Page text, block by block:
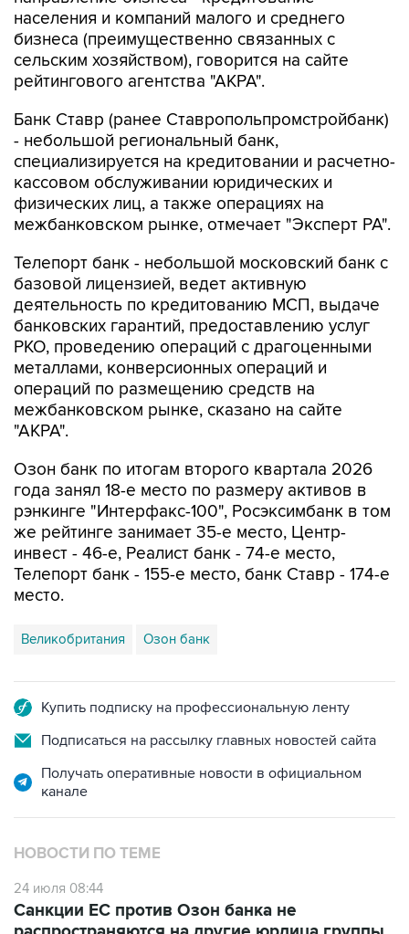
населения и компаний малого и среднего
бизнеса (преимущественно связанных с
сельским хозяйством), говорится на сайте
рейтингового агентства "АКРА".
Банк Ставр (ранее Ставропольпромстройбанк)
- небольшой региональный банк,
специализируется на кредитовании и расчетно-
кассовом обслуживании юридических и
физических лиц, а также операциях на
межбанковском рынке, отмечает "Эксперт РА".
Телепорт банк - небольшой московский банк с
базовой лицензией, ведет активную
деятельность по кредитованию МСП, выдаче
банковских гарантий, предоставлению услуг
РКО, проведению операций с драгоценными
металлами, конверсионных операций и
операций по размещению средств на
межбанковском рынке, сказано на сайте
"АКРА".
Озон банк по итогам второго квартала 2026
года занял 18-е место по размеру активов в
рэнкинге "Интерфакс-100", Росэксимбанк в том
же рейтинге занимает 35-е место, Центр-
инвест - 46-е, Реалист банк - 74-е место,
Телепорт банк - 155-е место, банк Ставр - 174-е
место.
Великобритания Озон банк
Купить подписку на профессиональную ленту
Подписаться на рассылку главных новостей сайта
Получать оперативные новости в официальном
канале
НОВОСТИ ПО ТЕМЕ
24 июля 08:44
Санкции ЕС против Озон банка не